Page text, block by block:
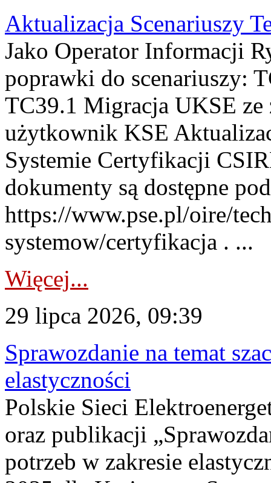
Aktualizacja Scenariuszy
Jako Operator Informacji
poprawki do scenariuszy:
TC39.1 Migracja UKSE
użytkownik KSE
Systemie Certyfikacji
dokumenty są dostępne
https://www.pse.pl/oire/
systemow/certyfikacja . ...
Więcej...
29 lipca 2026, 09:39
Sprawozdanie na temat
elastyczności
Polskie Sieci
oraz publikacji
potrzeb w zakresie